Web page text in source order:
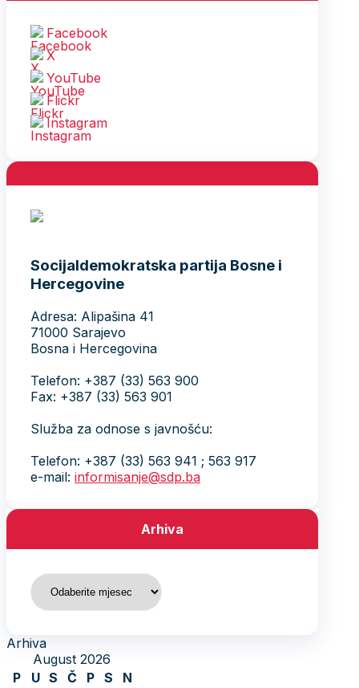
Facebook
X
YouTube
Flickr
Instagram
Socijaldemokratska partija Bosne i
Hercegovine
Adresa: Alipašina 41
71000 Sarajevo
Bosna i Hercegovina
Telefon: +387 (33) 563 900
Fax: +387 (33) 563 901
Služba za odnose s javnošću:
Telefon: +387 (33) 563 941 ; 563 917
e-mail: informisanje@sdp.ba
Arhiva
Arhiva
Arhiva
August 2026
P
U S Č P S
N